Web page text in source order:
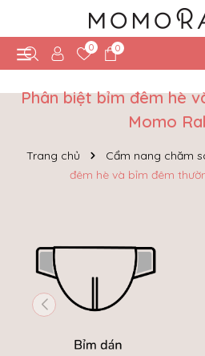
0 0
Phân biệt bỉm đêm hè
Momo
Trang chủ Cẩm nang chăm
đêm hè và bỉm đêm